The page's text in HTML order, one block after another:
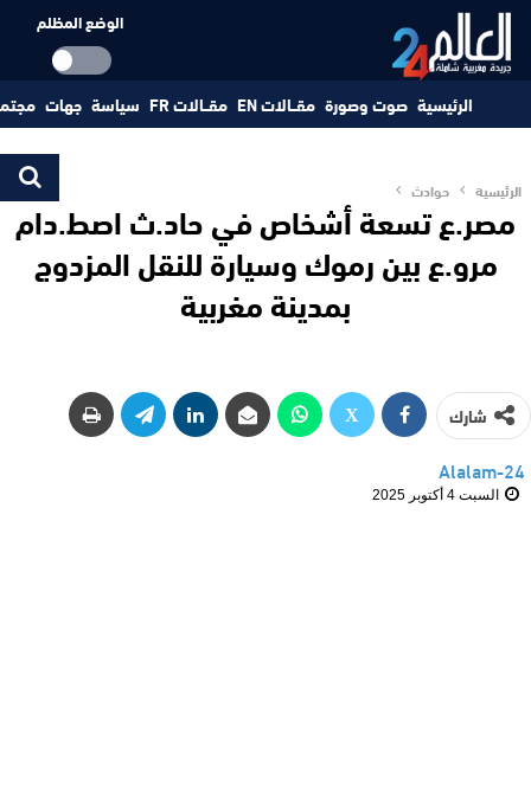
الوضع المظلم
الرئيسية صوت وصورة مقــالات EN مقــالات FR سياسة جهات
الرئيسية حوادث
مصر.ع تسعة أشخاص في حاد.ث اصط.دام
مرو.ع بين رموك وسيارة للنقل المزدوج
بمدينة مغربية
شارك
Alalam-24
السبت 4 أكتوبر 2025